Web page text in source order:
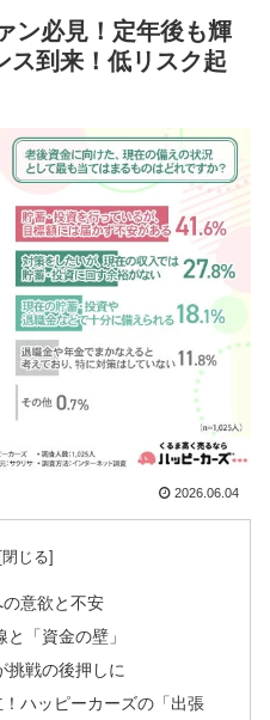
ン必見！定年後も輝
ス到来！低リスク起
2026.06.04
意欲と不安
「資金の壁」
挑戦の後押しに
！ハッピーカーズの「出張